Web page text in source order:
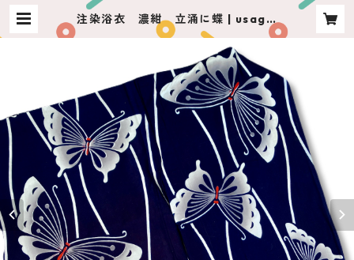
注染浴衣 濃紺 立涌に蝶 | usagiy
a ashikaga